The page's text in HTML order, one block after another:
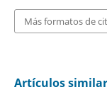
Más formatos de
Artículos